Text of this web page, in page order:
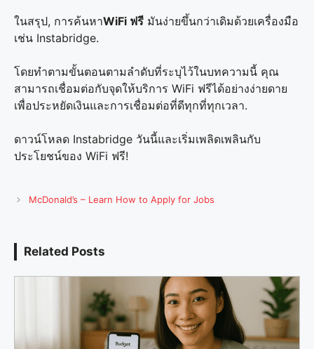
ในสรุป, การค้นหาWiFi ฟรี มันง่ายขึ้นกว่าเดิมด้วยเครื่องมือ
เช่น Instabridge.
โดยทำตามขั้นตอนตามลำดับที่ระบุไว้ในบทความนี้ คุณ
สามารถเชื่อมต่อกับจุดให้บริการ WiFi ฟรีได้อย่างง่ายดาย
เพื่อประหยัดเงินและการเชื่อมต่อที่ดีทุกที่ทุกเวลา.
ดาวน์โหลด Instabridge วันนี้และเริ่มเพลิดเพลินกับ
ประโยชน์ของ WiFi ฟรี!
McDonald’s – Learn How to Apply for Jobs
Related Posts